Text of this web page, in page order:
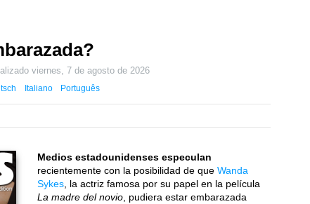
viernes, 7 de agosto de 2026
Italiano Português
Medios estadounidenses especulan
recientemente con la posibilidad de que Wanda
Sykes , la actriz famosa por su papel en la película
La madre del novio , pudiera estar embarazada